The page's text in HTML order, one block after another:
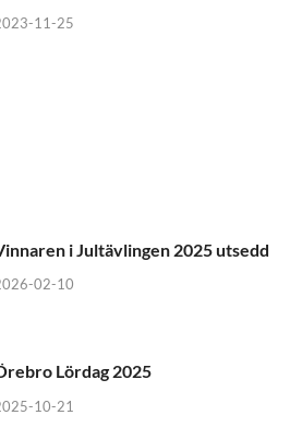
11-25
i Jultävlingen 2025 utsedd
02-10
Lördag 2025
10-21